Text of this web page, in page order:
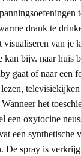
drank te
van je
kan bijv. naar huis
gaat of naar een
het
een oxytocine
een synthetische
De spray is